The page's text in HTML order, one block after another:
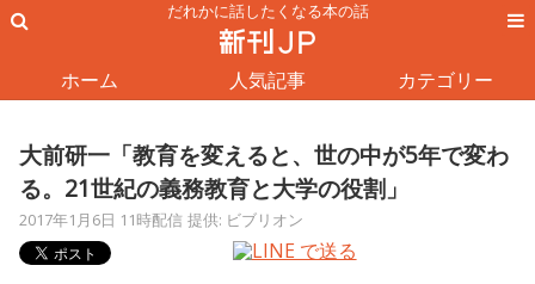
だれかに話したくなる本の話
ホーム 人気記事 カテゴリー
大前研一「教育を変えると、世の中が5年で変わ
る。21世紀の義務教育と大学の役割」
2017年1月6日 11時配信 提供: ビブリオン